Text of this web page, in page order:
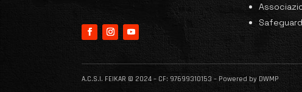
A.C.S.I. FEIKAR © 2024 – CF: 97699310153 – Powered by DWMP